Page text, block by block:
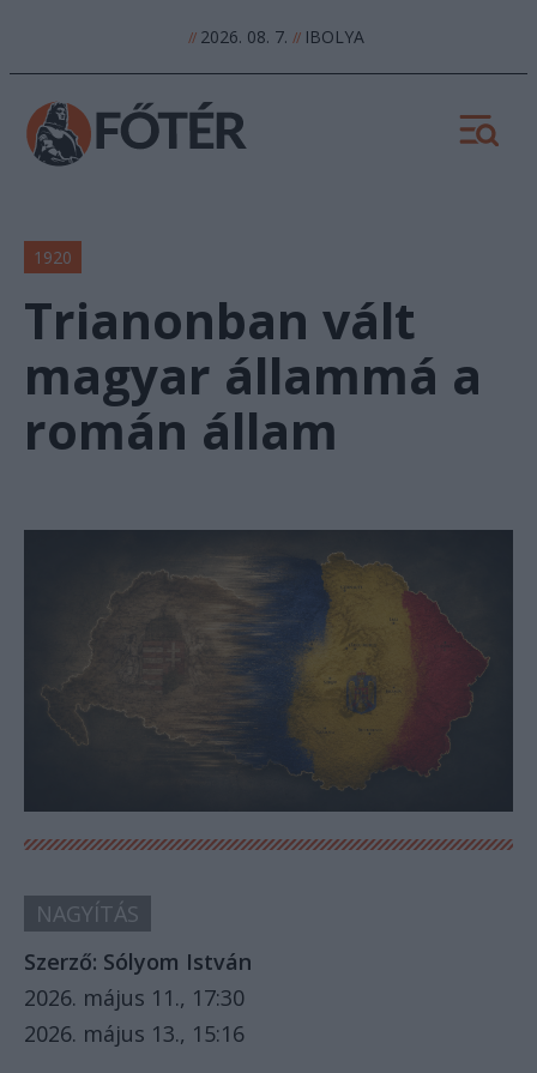
//2026. 08. 7. //IBOLYA
1920
Trianonban vált
magyar állammá a
román állam
NAGYÍTÁS
Szerző: Sólyom István
2026. május 11., 17:30
2026. május 13., 15:16